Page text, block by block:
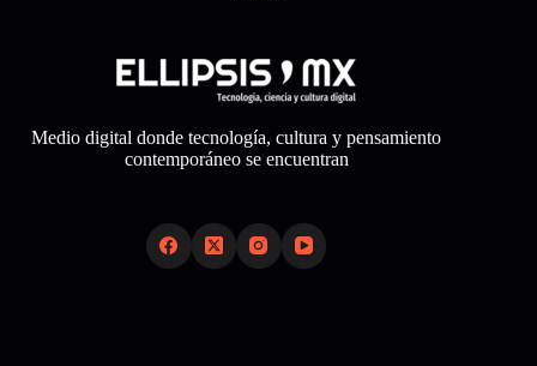
Medio digital donde tecnología, cultura y pensamiento
contemporáneo se encuentran